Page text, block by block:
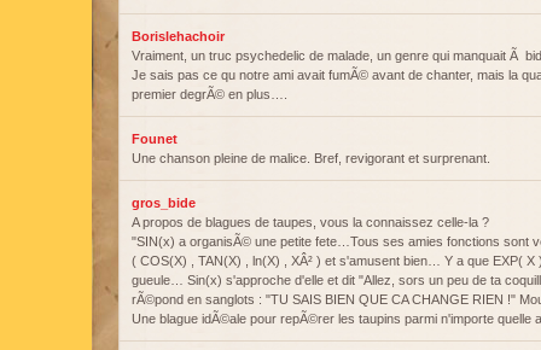
Borislehachoir
Vraiment, un truc psychedelic de malade, un genre qui manquait Ã
Je sais pas ce qu notre ami avait fumÃ© avant de chanter, mais la
premier degrÃ© en plus….
Founet
Une chanson pleine de malice. Bref, revigorant et surprenant.
gros_bide
A propos de blagues de taupes, vous la connaissez celle-la ?
"SIN(x) a organisÃ© une petite fete…Tous ses amies fonctions sont
( COS(X) , TAN(X) , ln(X) , XÂ² ) et s'amusent bien… Y a que EXP( X
gueule… Sin(x) s'approche d'elle et dit "Allez, sors un peu de ta
rÃ©pond en sanglots : "TU SAIS BIEN QUE CA CHANGE RIEN !"
Une blague idÃ©ale pour repÃ©rer les taupins parmi n'importe quelle